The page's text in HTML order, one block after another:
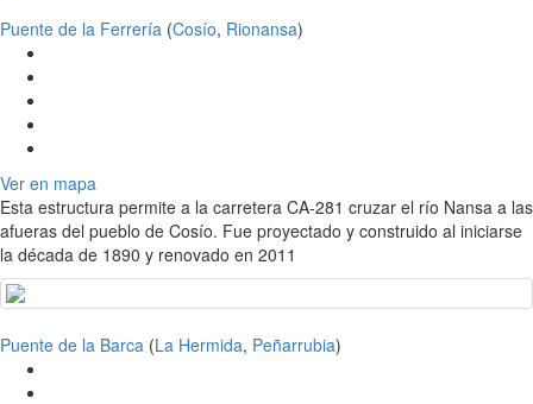
Puente de la Ferrería (Cosío, Rionansa)
Ver en mapa
Esta estructura permite a la carretera CA-281 cruzar el río Nansa a las
afueras del pueblo de Cosío. Fue proyectado y construido al iniciarse
la década de 1890 y renovado en 2011
Puente de la Barca (La Hermida, Peñarrubia)